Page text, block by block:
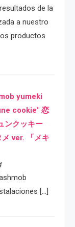
de la
a nuestro
productos
yumeki
cookie" 恋
ンクッキー
ver. 「メキ
[…]